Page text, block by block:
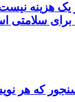
یک هزینه
برای سلامتی
سنجور که هر